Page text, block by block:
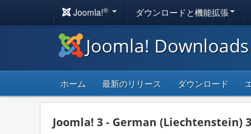
Joomla!® ダウンロードと機能拡張
Joomla! Downloads
ホーム 最新のリリース ダウンロード
Joomla! 3 - German (Liechtenstein)